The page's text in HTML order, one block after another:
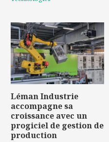
Léman Industrie
accompagne sa
croissance avec un
progiciel de gestion de
production